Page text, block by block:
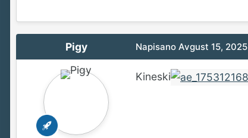
Pigy Napisano Avgust 15, 2025
Kineski